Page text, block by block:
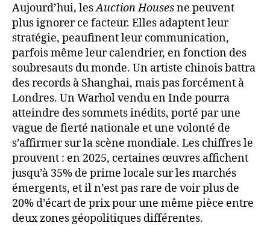
Aujourd’hui, lesAuction Housesne peuvent
plus ignorer ce facteur. Elles adaptent leur
stratégie, peaufinent leur communication,
parfois même leur calendrier, en fonction des
soubresauts du monde. Un artiste chinois battra
des records à Shanghai, mais pas forcément à
Londres. Un Warhol vendu en Inde pourra
atteindre des sommets inédits, porté par une
vague de fierté nationale et une volonté de
s’affirmer sur la scène mondiale. Les chiffres le
prouvent : en 2025, certaines œuvres affichent
jusqu’à 35% de prime locale sur les marchés
émergents, et il n’est pas rare de voir plus de
20% d’écart de prix pour une même pièce entre
deux zones géopolitiques différentes.